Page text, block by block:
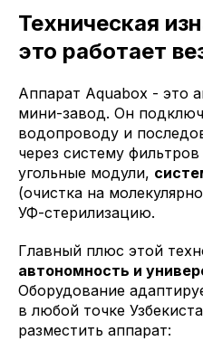
Техническая
это работает
Аппарат Aquabox - это
мини-завод. Он
водопроводу и
через систему
угольные модули,
(очистка на
УФ-стерилизацию.
Главный плюс этой
автономность и
Оборудование
в любой точке
разместить аппарат: